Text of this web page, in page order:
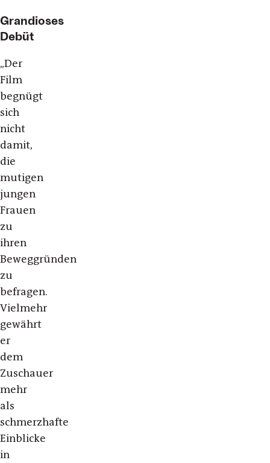
Grandioses
Debüt
„Der
Film
begnügt
sich
nicht
damit,
die
mutigen
jungen
Frauen
zu
ihren
Beweggründen
zu
befragen.
Vielmehr
gewährt
er
dem
Zuschauer
mehr
als
schmerzhafte
Einblicke
in